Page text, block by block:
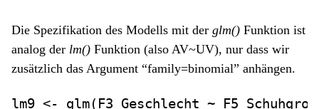
Die Spezifikation des Modells mit der glm() Funktion ist
analog der lm() Funktion (also AV~UV), nur dass wir
zusätzlich das Argument “family=binomial” anhängen.
lm9 <- glm(F3_Geschlecht ~